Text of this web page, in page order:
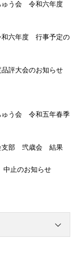
ゅう会 令和六年度
六年度 行事予定の
評大会のお知らせ
う会 令和五年春季
支部 弐歳会 結果
中止のお知らせ